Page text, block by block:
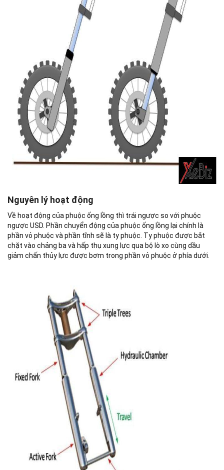
Nguyên lý hoạt động
Về hoạt động của phuộc ống lồng thì trái ngược so với phuộc
ngược USD. Phần chuyển động của phuộc ống lồng lại chính là
phần vỏ phuộc và phần tĩnh sẽ là ty phuộc. Ty phuộc được bắt
chặt vào chảng ba và hấp thụ xung lực qua bộ lò xo cùng dầu
giảm chấn thủy lực được bơm trong phần vỏ phuộc ở phía dưới.